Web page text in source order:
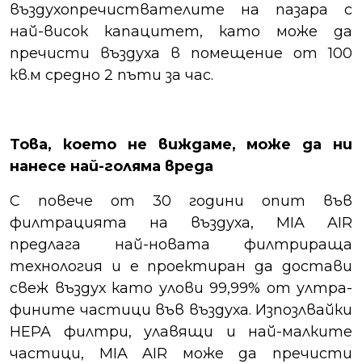
въздухопречиствателите на пазара с
най-висок капацитет, като може да
пречисти въздуха в помещение от 100
кв.м средно 2 пъти за час.
Това, което не виждаме, може да ни
нанесе най-голяма вреда
С повече от 30 години опит във
филтрацията на въздуха, MIA AIR
предлага най-новата филтрираща
технология и е проектиран да достави
свеж въздух като улови 99,99% от ултра-
фините частици във въздуха. Изпозлвайки
HEPA филтри, улавящи и най-малките
частици, MIA AIR може да пречисти